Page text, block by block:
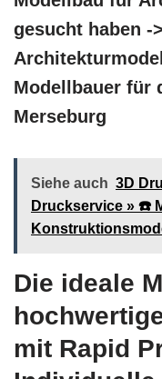
gesucht haben -
Modellbauer für
Merseburg
Siehe auch 3D
Druckservice » ☎️
Die ideale
mit Rapid